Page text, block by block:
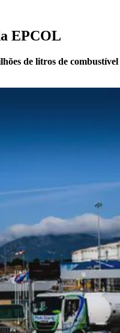
EPCOL
de litros de